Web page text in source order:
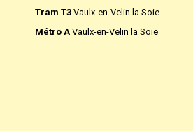
Tram T3 Vaulx-en-Velin la Soie
Métro A Vaulx-en-Velin la Soie